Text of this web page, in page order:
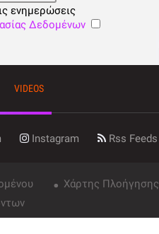
ενημερώσεις
Δεδομένων
VIDEOS
Instagram Rss Feeds
Χάρτης Πλοήγησης